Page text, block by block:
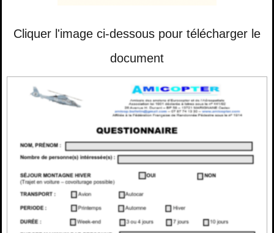
Cliquer l'image ci-dessous pour télécharger le
document